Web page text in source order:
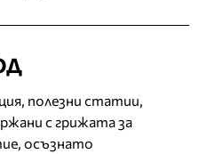
полезни статии,
с грижата за
осъзнато